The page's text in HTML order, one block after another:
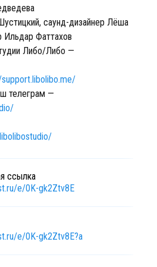
саунд-дизайнер Лёша
Ильдар Фаттахов
Либо/Либо —
телеграм —
ссылка
e/0K-gk2Ztv8E
e/0K-gk2Ztv8E?a